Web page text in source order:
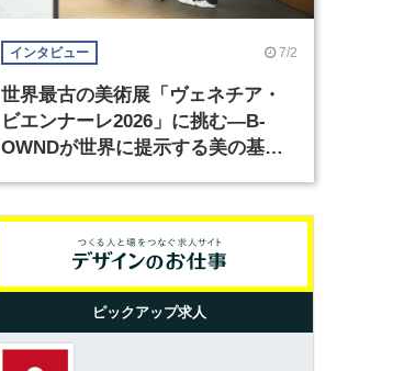
インタビュー 7/2
世界最古の美術展「ヴェネチア・
ビエンナーレ2026」に挑む―B-
OWNDが世界に提示する美の基準
ピックアップ求人